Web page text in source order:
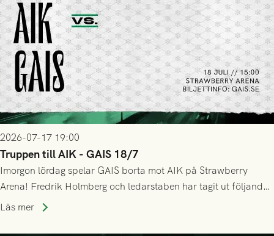
2026-07-17 19:00
Truppen till AIK - GAIS 18/7
Imorgon lördag spelar GAIS borta mot AIK på Strawberry
Arena! Fredrik Holmberg och ledarstaben har tagit ut följande
trupp till matchen:
Läs mer